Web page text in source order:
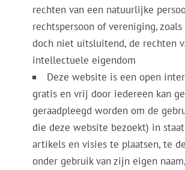
rechten van een natuurlijke
rechtspersoon of vereniging,
doch niet uitsluitend, de rechten
intellectuele eigendom
Deze website is een open
gratis en vrij door iedereen kan
geraadpleegd worden om de
die deze website bezoekt) in
artikels en visies te plaatsen, te
onder gebruik van zijn eigen